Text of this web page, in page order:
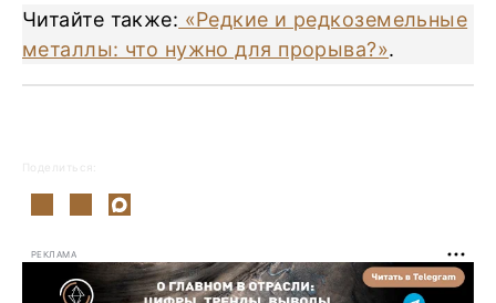
Читайте также: «Редкие и редкоземельные
металлы: что нужно для прорыва?».
Поделиться:
РЕКЛАМА